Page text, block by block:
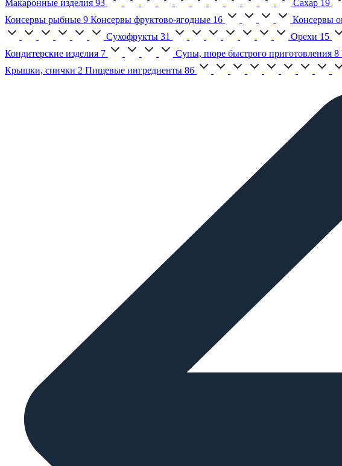
Макаронные изделия 93 Сахар 19
Консервы рыбные 9 Консервы фруктово-ягодные 16 Консервы
Сухофрукты 31 Орехи 15
Кондитерские изделия 7 Супы, пюре быстрого приготовления 8
Крышки, спички 2 Пищевые ингредиенты 86